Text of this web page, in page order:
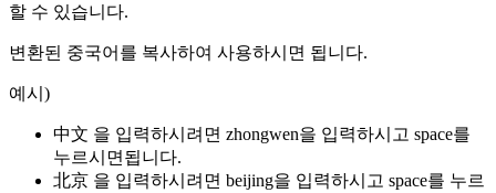
할 수 있습니다.
변환된 중국어를 복사하여 사용하시면 됩니다.
예시)
中文 을 입력하시려면 zhongwen을 입력하시고 space를
누르시면됩니다.
北京 을 입력하시려면 beijing을 입력하시고 space를 누르